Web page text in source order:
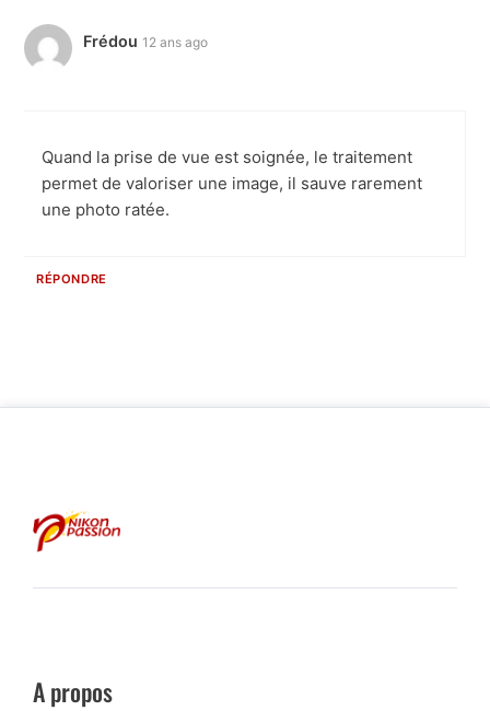
Frédou 12 ans ago
Quand la prise de vue est soignée, le traitement
permet de valoriser une image, il sauve rarement
une photo ratée.
RÉPONDRE
A propos